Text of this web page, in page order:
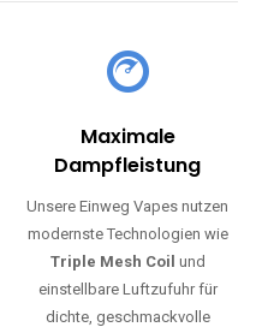
Maximale
Dampfleistung
Unsere Einweg Vapes nutzen
modernste Technologien wie
Triple Mesh Coil und
einstellbare Luftzufuhr für
dichte, geschmackvolle